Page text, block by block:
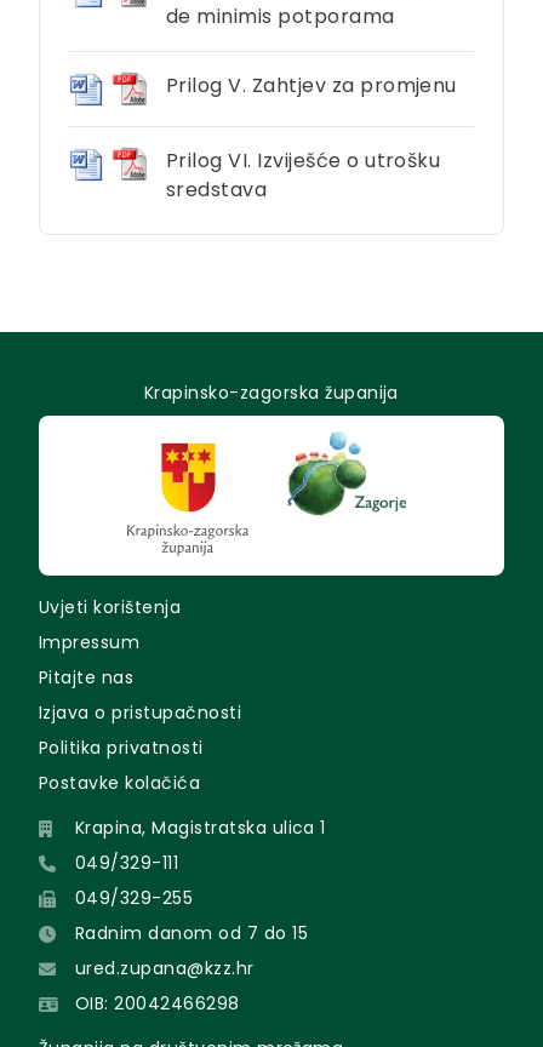
de minimis potporama
Prilog V. Zahtjev za promjenu
Prilog VI. Izviješće o utrošku
sredstava
Krapinsko-zagorska županija
Uvjeti korištenja
Impressum
Pitajte nas
Izjava o pristupačnosti
Politika privatnosti
Postavke kolačića
Krapina, Magistratska ulica 1
049/329-111
049/329-255
Radnim danom od 7 do 15
ured.zupana@kzz.hr
OIB: 20042466298